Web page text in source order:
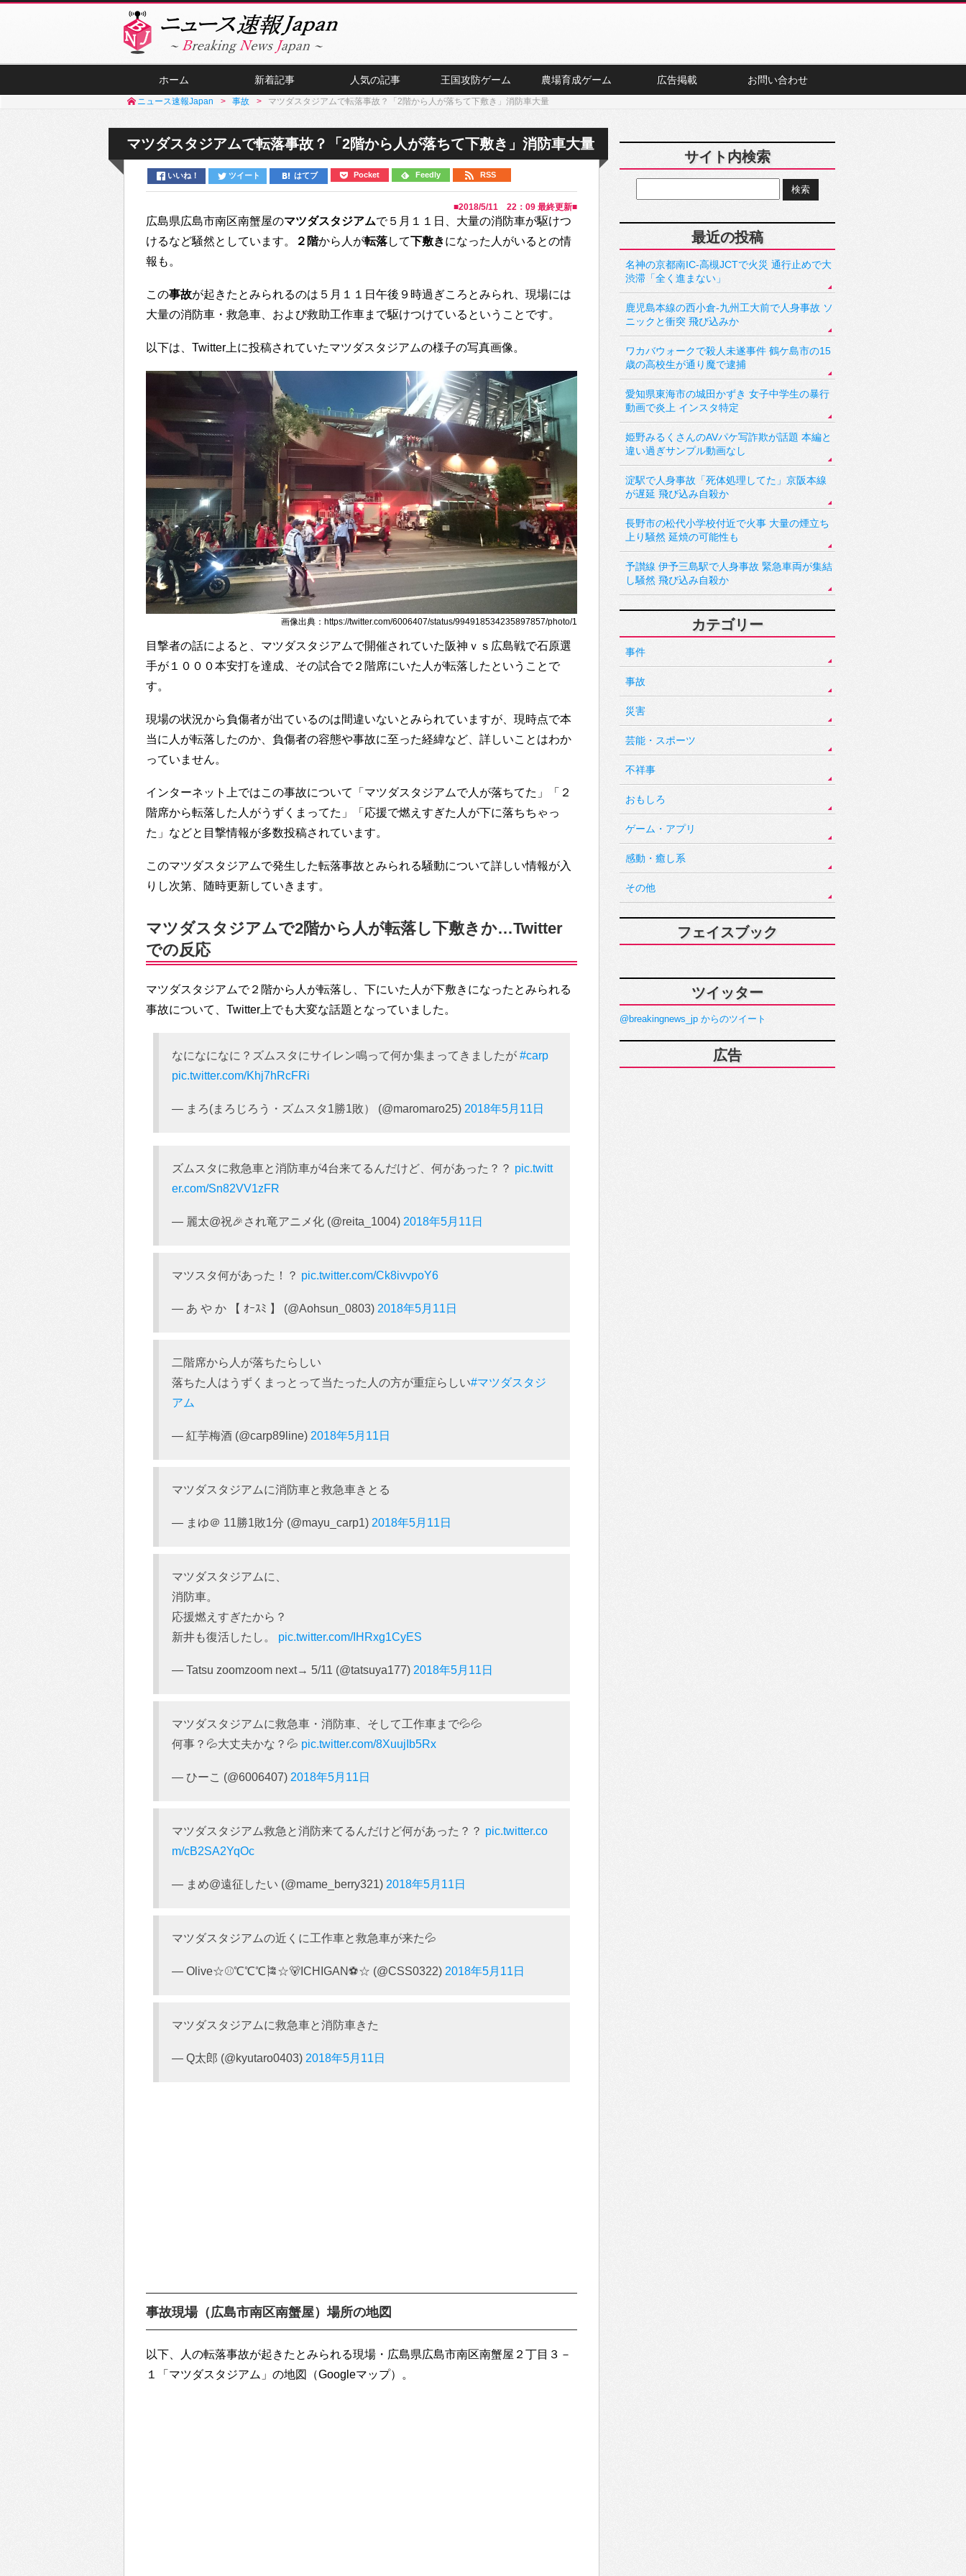
ホーム 新着記事 人気の記事 王国攻防ゲーム 農場育成ゲーム 広告掲載 お問い合わせ
ニュース速報Japan 事故 マツダスタジアムで転落事故？「2階から人が落ちて下敷き」消防車大量
マツダスタジアムで転落事故？「2階から人が落ちて下敷き」消防車大量
いいね！ ツイート はてブ Pocket Feedly RSS
■2018/5/11 22：09 最終更新■
広島県広島市南区南蟹屋のマツダスタジアムで５月１１日、大量の消防車が駆けつ
けるなど騒然としています。
２階から人が転落して下敷きになった人がいるとの情
報も。
この事故が起きたとみられるのは５月１１日午後９時過ぎころとみられ、現場には
大量の消防車・救急車、および救助工作車まで駆けつけているということです。
以下は、Twitter上に投稿されていたマツダスタジアムの様子の写真画像。
画像出典：https://twitter.com/6006407/status/994918534235897857/photo/1
目撃者の話によると、マツダスタジアムで開催されていた阪神ｖｓ広島戦で石原選
手が１０００本安打を達成、その試合で２階席にいた人が転落したということで
す。
現場の状況から負傷者が出ているのは間違いないとみられていますが、現時点で本
当に人が転落したのか、負傷者の容態や事故に至った経緯など、詳しいことはわか
っていません。
インターネット上ではこの事故について「マツダスタジアムで人が落ちてた」「２
階席から転落した人がうずくまってた」「応援で燃えすぎた人が下に落ちちゃっ
た」などと目撃情報が多数投稿されています。
このマツダスタジアムで発生した転落事故とみられる騒動について詳しい情報が入
りし次第、随時更新していきます。
マツダスタジアムで2階から人が転落し下敷きか…Twitter
での反応
マツダスタジアムで２階から人が転落し、下にいた人が下敷きになったとみられる
事故について、Twitter上でも大変な話題となっていました。
なになになに？ズムスタにサイレン鳴って何か集まってきましたが #carp
pic.twitter.com/Khj7hRcFRi
— まろ(まろじろう・ズムスタ1勝1敗） (@maromaro25) 2018年5月11日
ズムスタに救急車と消防車が4台来てるんだけど、何があった？？ pic.twitt
er.com/Sn82VV1zFR
— 麗太@祝🎉され竜アニメ化 (@reita_1004) 2018年5月11日
マツスタ何があった！？ pic.twitter.com/Ck8ivvpoY6
— あ や か 【 ｵｰｽﾐ 】 (@Aohsun_0803) 2018年5月11日
二階席から人が落ちたらしい
落ちた人はうずくまっとって当たった人の方が重症らしい#マツダスタジ
アム
— 紅芋梅酒 (@carp89line) 2018年5月11日
マツダスタジアムに消防車と救急車きとる
— まゆ＠ 11勝1敗1分 (@mayu_carp1) 2018年5月11日
マツダスタジアムに、
消防車。
応援燃えすぎたから？
新井も復活したし。 pic.twitter.com/IHRxg1CyES
— Tatsu zoomzoom next→ 5/11 (@tatsuya177) 2018年5月11日
マツダスタジアムに救急車・消防車、そして工作車まで💦💦
何事？💦大丈夫かな？💦 pic.twitter.com/8XuujIb5Rx
— ひーこ (@6006407) 2018年5月11日
マツダスタジアム救急と消防来てるんだけど何があった？？ pic.twitter.co
m/cB2SA2YqOc
— まめ@遠征したい (@mame_berry321) 2018年5月11日
マツダスタジアムの近くに工作車と救急車が来た💦
— Olive☆⚾℃℃℃🎏☆🐻ICHIGAN⚽☆ (@CSS0322) 2018年5月11日
マツダスタジアムに救急車と消防車きた
— Q太郎 (@kyutaro0403) 2018年5月11日
事故現場（広島市南区南蟹屋）場所の地図
以下、人の転落事故が起きたとみられる現場・広島県広島市南区南蟹屋２丁目３－
１「マツダスタジアム」の地図（Googleマップ）。
サイト内検索
最近の投稿
名神の京都南IC-高槻JCTで火災 通行止めで大
渋滞「全く進まない」
鹿児島本線の西小倉-九州工大前で人身事故 ソ
ニックと衝突 飛び込みか
ワカバウォークで殺人未遂事件 鶴ケ島市の15
歳の高校生が通り魔で逮捕
愛知県東海市の城田かずき 女子中学生の暴行
動画で炎上 インスタ特定
姫野みるくさんのAVパケ写詐欺が話題 本編と
違い過ぎサンプル動画なし
淀駅で人身事故「死体処理してた」京阪本線
が遅延 飛び込み自殺か
長野市の松代小学校付近で火事 大量の煙立ち
上り騒然 延焼の可能性も
予讃線 伊予三島駅で人身事故 緊急車両が集結
し騒然 飛び込み自殺か
カテゴリー
事件
事故
災害
芸能・スポーツ
不祥事
おもしろ
ゲーム・アプリ
感動・癒し系
その他
フェイスブック
ツイッター
@breakingnews_jp からのツイート
広告